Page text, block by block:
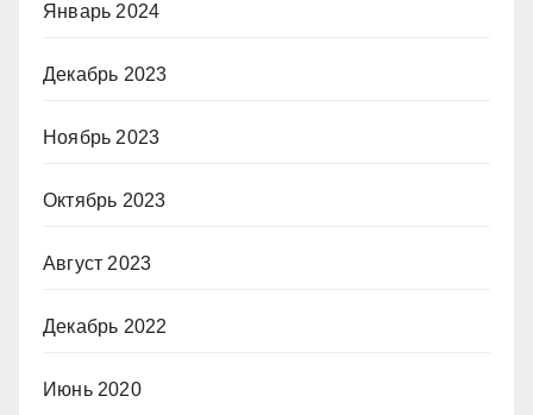
Январь 2024
Декабрь 2023
Ноябрь 2023
Октябрь 2023
Август 2023
Декабрь 2022
Июнь 2020